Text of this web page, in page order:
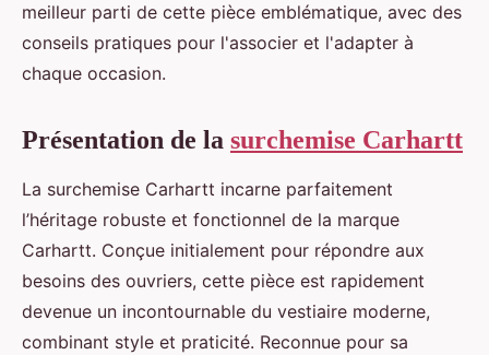
meilleur parti de cette pièce emblématique, avec des
conseils pratiques pour l'associer et l'adapter à
chaque occasion.
Présentation de la surchemise Carhartt
La surchemise Carhartt incarne parfaitement
l’héritage robuste et fonctionnel de la marque
Carhartt. Conçue initialement pour répondre aux
besoins des ouvriers, cette pièce est rapidement
devenue un incontournable du vestiaire moderne,
combinant style et praticité. Reconnue pour sa